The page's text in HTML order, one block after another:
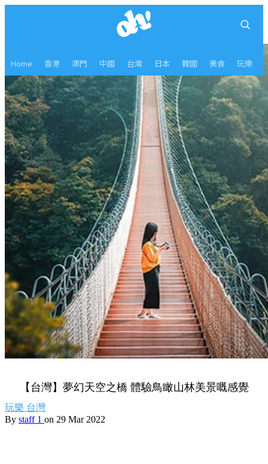
Home 香港 澳門 中國 台灣 日本 韓國 美食 玩樂
【台灣】夢幻天空之橋 體驗鳥瞰山林美景嘅感覺
玩樂 台灣
By staff 1 on 29 Mar 2022